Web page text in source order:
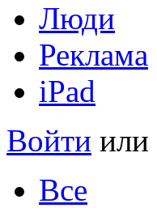
Люди
Реклама
iPad
Войти или
Все